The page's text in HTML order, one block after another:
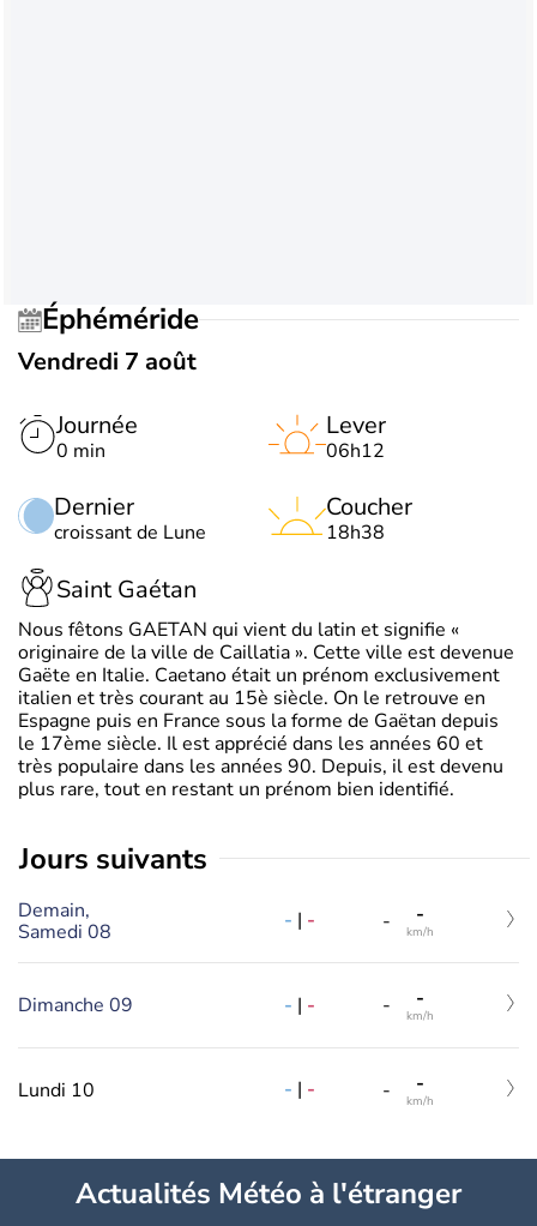
Éphéméride
Vendredi 7 août
Journée
0 min
Dernier
croissant de Lune
Lever
06h12
Coucher
18h38
Saint Gaétan
Nous fêtons GAETAN qui vient du latin et signifie «
originaire de la ville de Caillatia ». Cette ville est devenue
Gaëte en Italie. Caetano était un prénom exclusivement
italien et très courant au 15è siècle. On le retrouve en
Espagne puis en France sous la forme de Gaëtan depuis
le 17ème siècle. Il est apprécié dans les années 60 et
très populaire dans les années 90. Depuis, il est devenu
plus rare, tout en restant un prénom bien identifié.
jours suivants
Demain,
Samedi 08
- | - - -
km/h
Dimanche 09 - | - - -
km/h
Lundi 10 - | - - -
km/h
Actualités Météo à l'étranger